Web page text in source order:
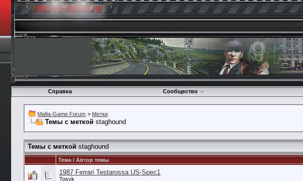
Справка Сообщество
Mafia-Game Forum > Метки
Темы с меткой staghound
Темы с меткой staghound
Тема / Автор темы
1987 Ferrari Testarossa US-Spec1
Tosyk